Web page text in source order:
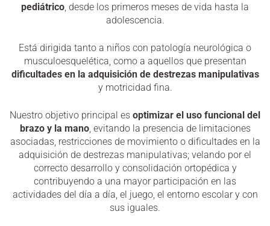
pediátrico , desde los primeros meses de vida hasta la
adolescencia.
Está dirigida tanto a niños con patología neurológica o
musculoesquelética, como a aquellos que presentan
dificultades en la adquisición de destrezas manipulativas
y motricidad fina.
Nuestro objetivo principal es optimizar el uso funcional del
brazo y la mano, evitando la presencia de limitaciones
asociadas, restricciones de movimiento o dificultades en la
adquisición de destrezas manipulativas; velando por el
correcto desarrollo y consolidación ortopédica y
contribuyendo a una mayor participación en las
actividades del día a día, el juego, el entorno escolar y con
sus iguales.